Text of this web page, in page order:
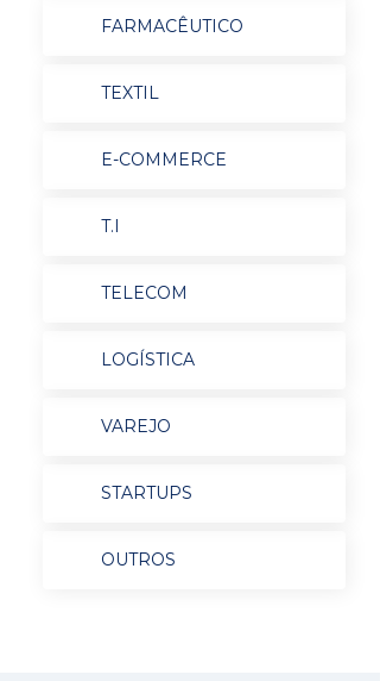
FARMACÊUTICO
TEXTIL
E-COMMERCE
T.I
TELECOM
LOGÍSTICA
VAREJO
STARTUPS
OUTROS